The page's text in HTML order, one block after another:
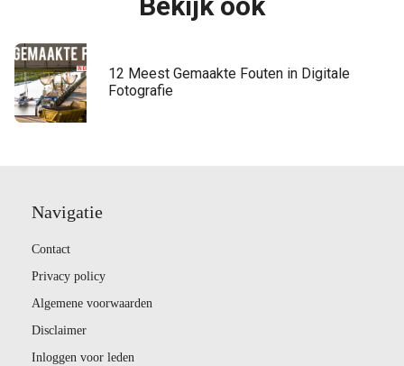
12 Meest Gemaakte Fouten in Digitale
Fotografie
Navigatie
Contact
Privacy policy
Algemene voorwaarden
Disclaimer
Inloggen voor leden